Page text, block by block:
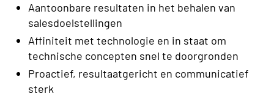
Aantoonbare resultaten in het behalen van
salesdoelstellingen
Affiniteit met technologie en in staat om
technische concepten snel te doorgronden
Proactief, resultaatgericht en communicatief
sterk